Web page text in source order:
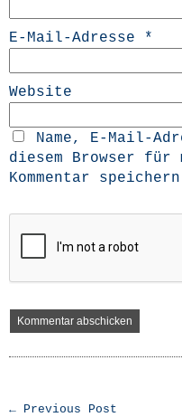
E-Mail-Adresse *
Website
Name, E-Mail-
diesem Browser für
Kommentar
← Previous Post